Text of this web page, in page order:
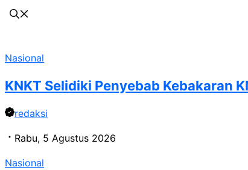
Nasional
KNKT Selidiki Penyebab Kebakaran
redaksi
Rabu, 5 Agustus 2026
Nasional